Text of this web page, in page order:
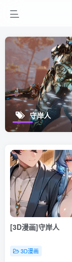
守岸人
[3D漫画]守岸人
3D漫画